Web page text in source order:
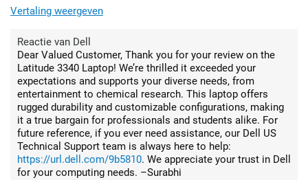
Vertaling weergeven
Reactie van Dell
Dear Valued Customer, Thank you for your review on the
Latitude 3340 Laptop! We’re thrilled it exceeded your
expectations and supports your diverse needs, from
entertainment to chemical research. This laptop offers
rugged durability and customizable configurations, making
it a true bargain for professionals and students alike. For
future reference, if you ever need assistance, our Dell US
Technical Support team is always here to help:
https://url.dell.com/9b5810. We appreciate your trust in Dell
for your computing needs. –Surabhi